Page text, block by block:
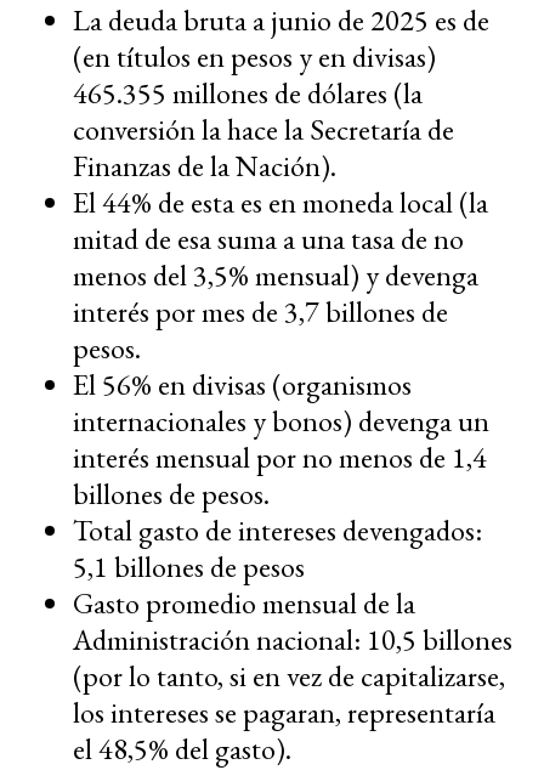
La deuda bruta a junio de 2025 es de
(en títulos en pesos y en divisas)
465.355 millones de dólares (la
conversión la hace la Secretaría de
Finanzas de la Nación).
El 44% de esta es en moneda local (la
mitad de esa suma a una tasa de no
menos del 3,5% mensual) y devenga
interés por mes de 3,7 billones de
pesos.
El 56% en divisas (organismos
internacionales y bonos) devenga un
interés mensual por no menos de 1,4
billones de pesos.
Total gasto de intereses devengados:
5,1 billones de pesos
Gasto promedio mensual de la
Administración nacional: 10,5 billones
(por lo tanto, si en vez de capitalizarse,
los intereses se pagaran, representaría
el 48,5% del gasto).